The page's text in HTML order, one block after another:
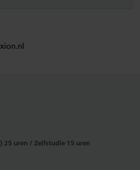
25 uren / Zelfstudie 15 uren